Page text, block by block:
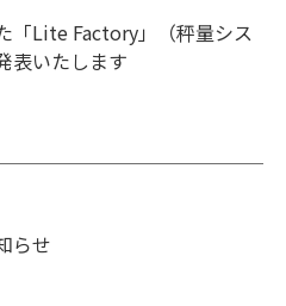
「Lite Factory」（秤量シス
表いたします
らせ